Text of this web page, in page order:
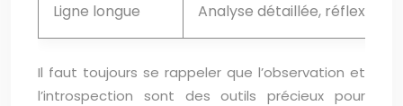
Ligne longue Analyse détaillée, réflexion
Il faut toujours se rappeler que l’observation et
l’introspection sont des outils précieux pour